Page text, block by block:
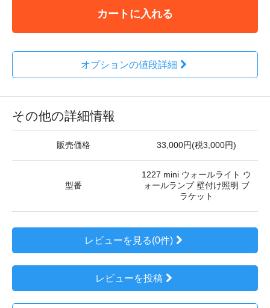
カートに入れる
オプションの値段詳細
その他の詳細情報
販売価格 33,000円(税3,000円)
型番
1227 mini ウォールライト ウ
ォールランプ 壁付け照明 ブ
ラケット
レビューを見る(0件)
レビューを投稿